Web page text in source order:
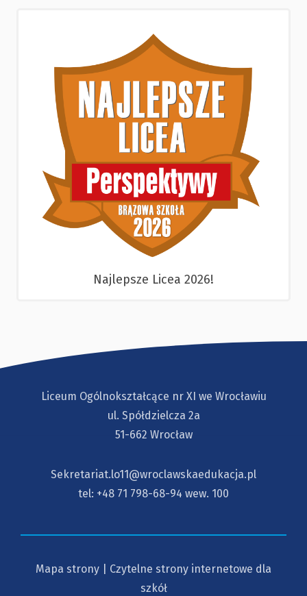
Najlepsze Licea 2026!
Liceum Ogólnokształcące nr XI we Wrocławiu
ul. Spółdzielcza 2a
51-662 Wrocław
Sekretariat.lo11@wroclawskaedukacja.pl
tel: +48 71 798-68-94 wew. 100
Mapa strony
Czytelne strony internetowe dla
szkół